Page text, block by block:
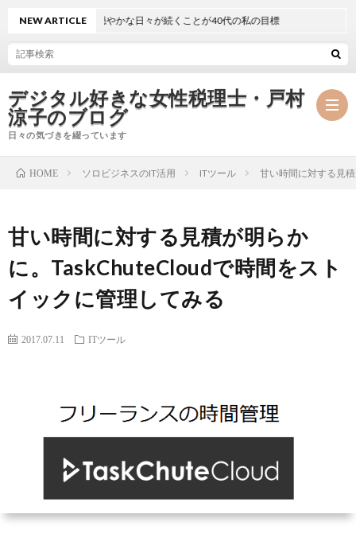
デジタル好きな女性税理士・戸村
涼子のブログ
日々の気づきを綴っています
NEW ARTICLE
静かで穏やかな日々が続くことが40代の私の目標
HOME ソロビジネスのIT活用 ITツール 甘い時間に対する見
甘い時間に対する見積が明らか
に。TaskChuteCloudで時間をスト
イックに管理してみる
2017.07.11 ITツール